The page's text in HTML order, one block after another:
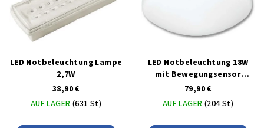
LED Notbeleuchtung Lampe
2,7W
38,90 €
AUF LAGER (631 St)
LED Notbeleuchtung 18W
mit Bewegungsensor
Warmweiß IP44
79,90 €
AUF LAGER (204 St)